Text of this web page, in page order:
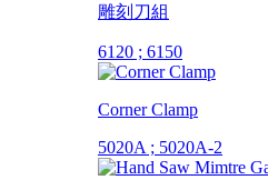
雕刻刀組
6120 ; 6150
Corner Clamp
5020A ; 5020A-2